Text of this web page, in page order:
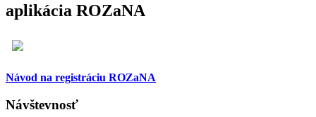
aplikácia ROZaNA
Návod na registráciu ROZaNA
Návštevnosť